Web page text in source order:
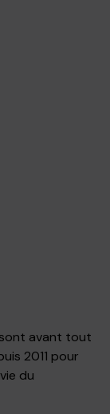
sont avant tout
2011 pour
du